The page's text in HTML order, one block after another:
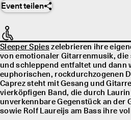
Event teilen
Sleeper Spieszelebrieren ihre
von emotionaler Gitarrenmusik,
und schleppend entfaltet und
euphorischen, rockdurchzogenen
Caprez steht mit Gesang und
vierköpfigen Band, die durch
unverkennbare Gegenstück an der
sowie Rolf Laureĳs am Bass ihre